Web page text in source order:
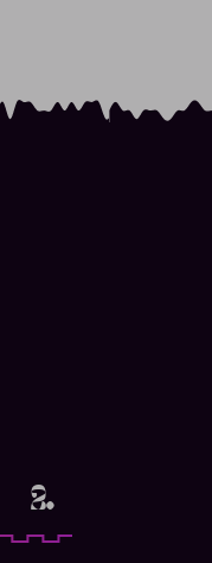
2.